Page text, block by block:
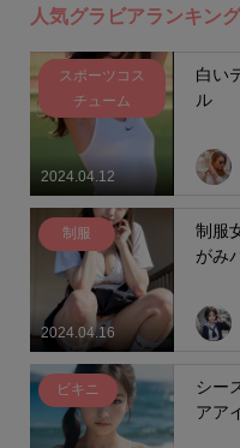
人気グラビアランキング
2024.04.12
スポーツコス
チューム
白い
ル
2024.04.16
制服
制服
がみ
ビキニ
シー
アア